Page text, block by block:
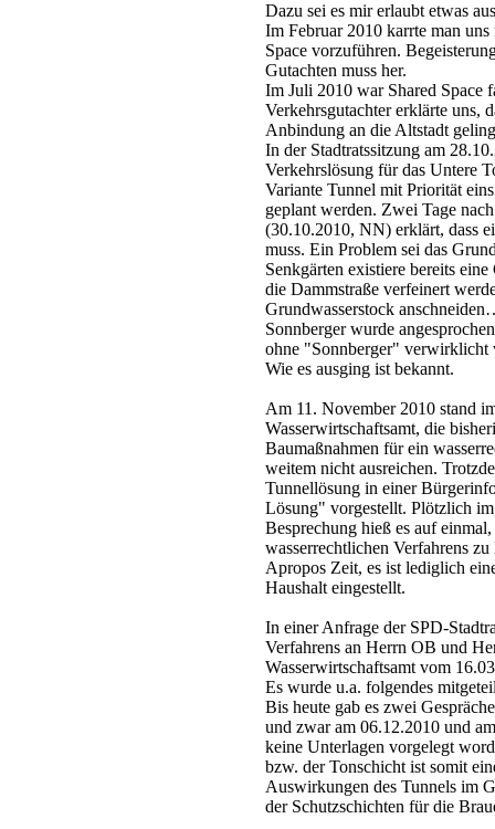
Dazu sei es mir erlaubt etwas
Im Februar 2010 karrte man
Space vorzuführen.
Gutachten muss her.
Im Juli 2010 war Shared Space
Verkehrsgutachter erklärte uns,
Anbindung an die Altstadt
In der Stadtratssitzung am
Verkehrslösung für das Untere
Variante Tunnel mit Priorität
geplant werden. Zwei Tage
(30.10.2010, NN) erklärt, dass
muss. Ein Problem sei das
Senkgärten existiere bereits
die Dammstraße verfeinert
Grundwasserstock
Sonnberger wurde
ohne "Sonnberger" verwirklicht
Wie es ausging ist bekannt.
Am 11. November 2010 stand
Wasserwirtschaftsamt, die
Baumaßnahmen für ein
weitem nicht ausreichen.
Tunnellösung in einer
Lösung" vorgestellt. Plötzlich
Besprechung hieß es auf
wasserrechtlichen Verfahrens zu
Apropos Zeit, es ist lediglich
Haushalt eingestellt.
In einer Anfrage der SPD-
Verfahrens an Herrn OB und
Wasserwirtschaftsamt vom
Es wurde u.a. folgendes
Bis heute gab es zwei
und zwar am 06.12.2010 und
keine Unterlagen vorgelegt
bzw. der Tonschicht ist somit
Auswirkungen des Tunnels im
der Schutzschichten für die